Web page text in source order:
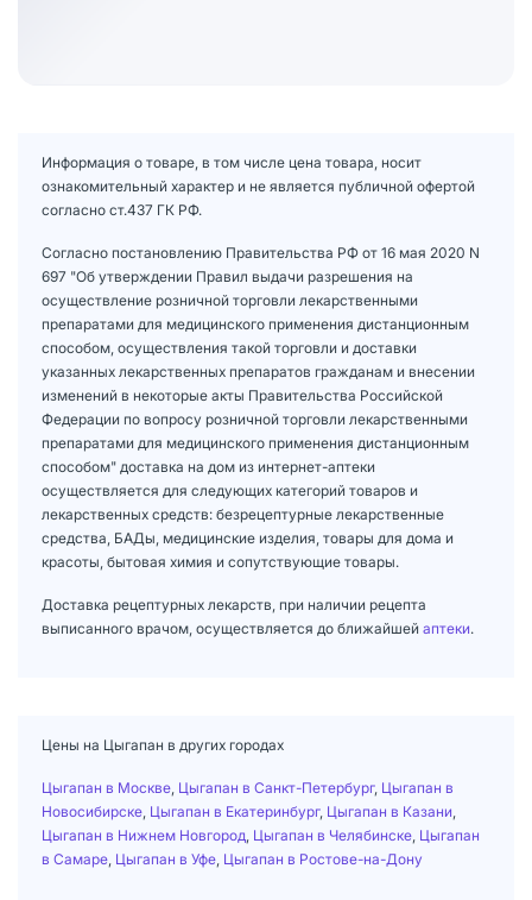
Информация о товаре, в том числе цена товара, носит
ознакомительный характер и не является публичной офертой
согласно ст.437 ГК РФ.
Согласно постановлению Правительства РФ от 16 мая 2020 N
697 "Об утверждении Правил выдачи разрешения на
осуществление розничной торговли лекарственными
препаратами для медицинского применения дистанционным
способом, осуществления такой торговли и доставки
указанных лекарственных препаратов гражданам и внесении
изменений в некоторые акты Правительства Российской
Федерации по вопросу розничной торговли лекарственными
препаратами для медицинского применения дистанционным
способом" доставка на дом из интернет-аптеки
осуществляется для следующих категорий товаров и
лекарственных средств: безрецептурные лекарственные
средства, БАДы, медицинские изделия, товары для дома и
красоты, бытовая химия и сопутствующие товары.
Доставка рецептурных лекарств, при наличии рецепта
выписанного врачом, осуществляется до ближайшей аптеки.
Цены на Цыгапан в других городах
Цыгапан в Москве Цыгапан в Санкт-Петербург, Цыгапан в
Новосибирске Цыгапан в Екатеринбург, Цыгапан в Казани
Цыгапан в Нижнем Новгород Цыгапан в Челябинске Цыгапан
в Самаре Цыгапан в Уфе Цыгапан в Ростове-на-Дону